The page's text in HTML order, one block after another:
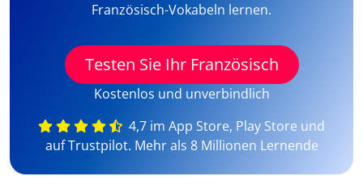
Französisch-Vokabeln lernen.
Testen Sie Ihr Französisch
Kostenlos und unverbindlich
4,7 im App Store, Play Store und
auf Trustpilot. Mehr als 8 Millionen Lernende